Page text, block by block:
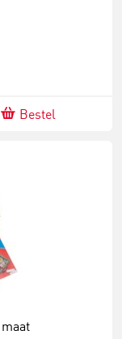
Bestel